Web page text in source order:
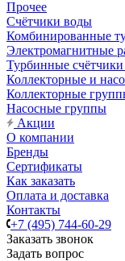
Прочее
Счётчики воды
Комбинированные
Электромагнитные
Турбинные
Коллекторные и
Коллекторные
Насосные группы
Акции
О компании
Бренды
Сертификаты
Как заказать
Оплата и доставка
Контакты
+7 (495) 744-60-29
Заказать звонок
Задать вопрос